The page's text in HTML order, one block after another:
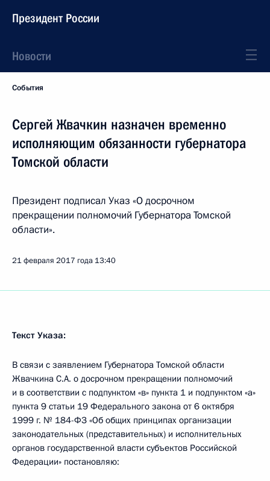
Президент России
Новости
События
Сергей Жвачкин назначен временно
исполняющим обязанности губернатора
Томской области
Президент подписал Указ «О досрочном
прекращении полномочий Губернатора Томской
области».
21 февраля 2017 года 13:40
Текст Указа:
В связи с заявлением Губернатора Томской области
Жвачкина С.А. о досрочном прекращении полномочий
и в соответствии с подпунктом «в» пункта 1 и подпунктом «а»
пункта 9 статьи 19 Федерального закона от 6 октября
1999 г. № 184-ФЗ «Об общих принципах организации
законодательных (представительных) и исполнительных
органов государственной власти субъектов Российской
Федерации» постановляю: